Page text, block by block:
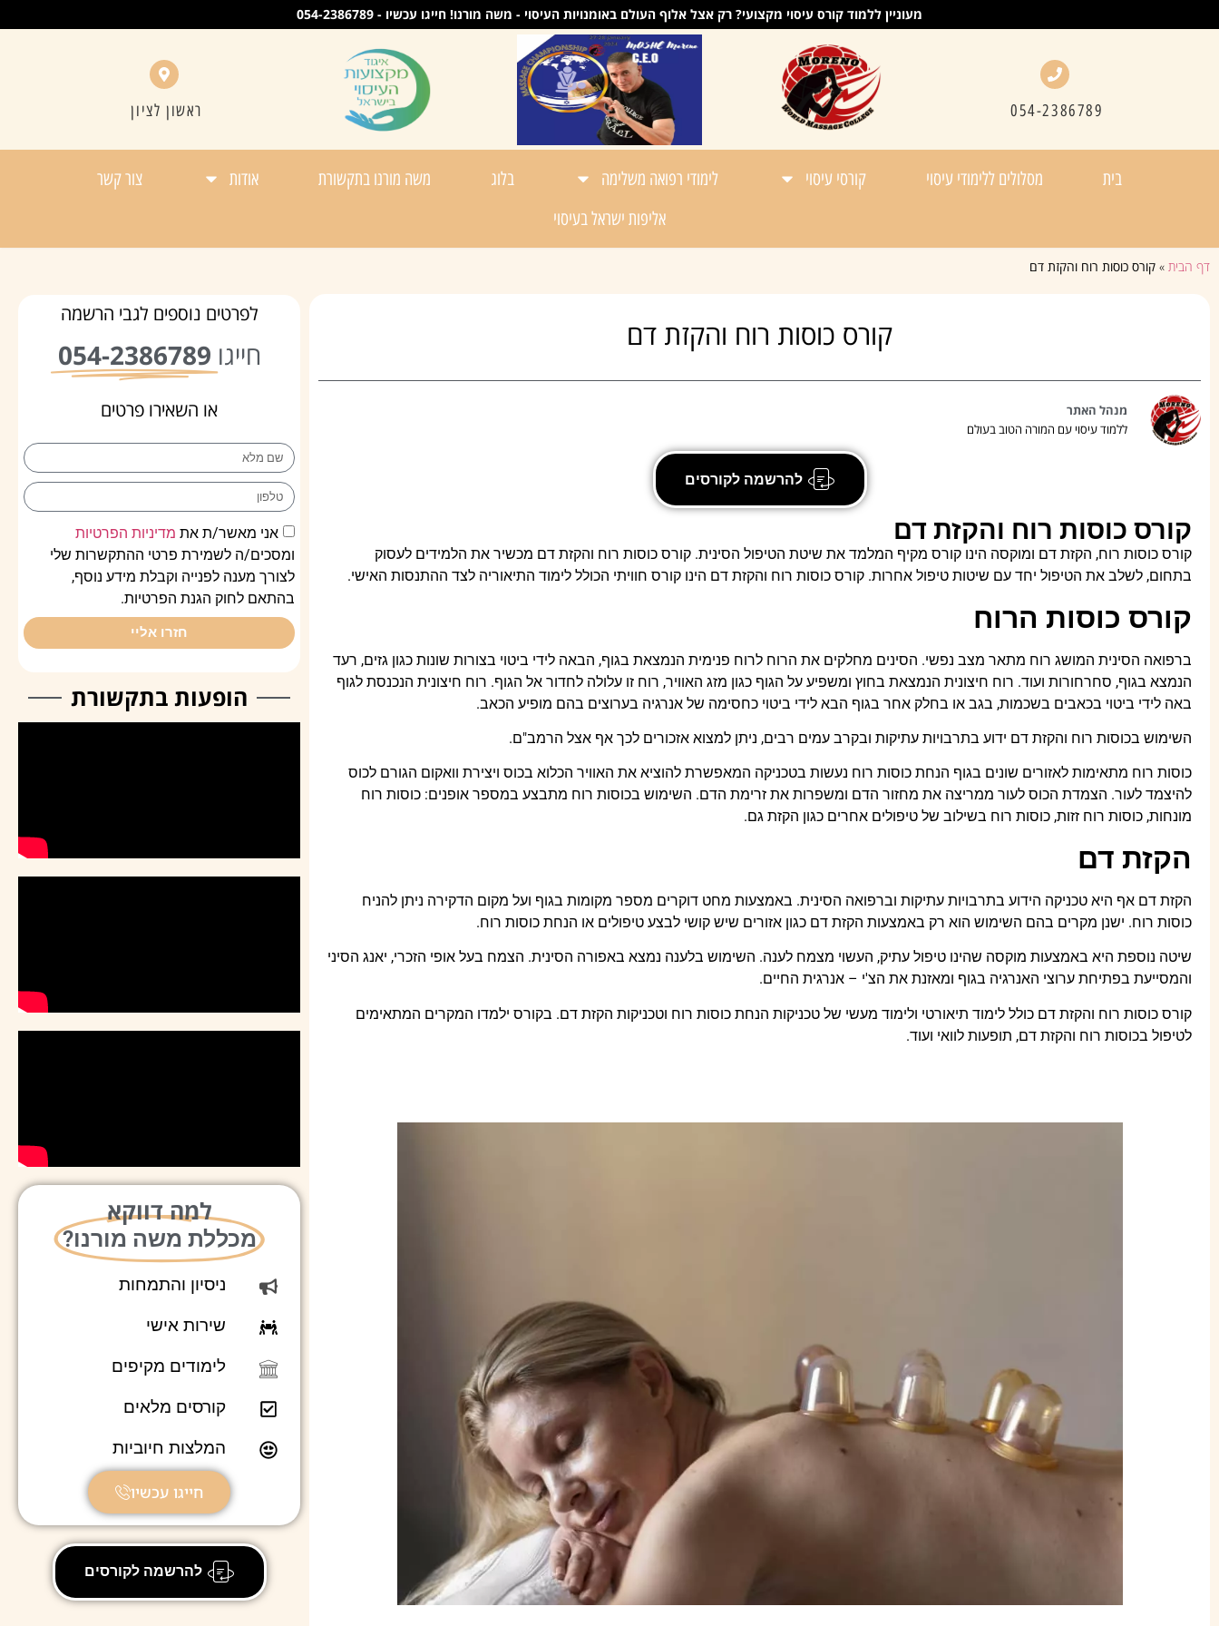
מעוניין ללמוד קורס עיסוי מקצועי? רק אצל אלוף העולם באומנויות העיסוי - משה מורנו! חייגו עכשיו - 054-2386789
054-2386789 ראשון לציון
בית מסלולים ללימודי עיסוי קורסי עיסוי לימודי רפואה משלימה בלוג משה מורנו בתקשורת אודות
צור קשר
אליפות ישראל בעיסוי
דף הבית » קורס כוסות רוח והקזת דם
קורס כוסות רוח והקזת דם
מנהל האתר
ללמוד עיסוי עם המורה הטוב בעולם
להרשמה לקורסים
קורס כוסות רוח והקזת דם
קורס כוסות רוח, הקזת דם ומוקסה הינו קורס מקיף המלמד את שיטת הטיפול הסינית. קורס כוסות רוח והקזת דם מכשיר את הלמידים לעסוק
בתחום, לשלב את הטיפול יחד עם שיטות טיפול אחרות. קורס כוסות רוח והקזת דם הינו קורס חוויתי הכולל לימוד התיאוריה לצד ההתנסות האישי.
קורס כוסות הרוח
ברפואה הסינית המושג רוח מתאר מצב נפשי. הסינים מחלקים את הרוח לרוח פנימית הנמצאת בגוף, הבאה לידי ביטוי בצורות שונות כגון גזים, רעד
הנמצא בגוף, סחרחורות ועוד. רוח חיצונית הנמצאת בחוץ ומשפיע על הגוף כגון מזג האוויר, רוח זו עלולה לחדור אל הגוף. רוח חיצונית הנכנסת לגוף
באה לידי ביטוי בכאבים בשכמות, בגב או בחלק אחר בגוף הבא לידי ביטוי כחסימה של אנרגיה בערוצים בהם מופיע הכאב.
השימוש בכוסות רוח והקזת דם ידוע בתרבויות עתיקות ובקרב עמים רבים, ניתן למצוא אזכורים לכך אף אצל הרמב"ם.
כוסות רוח מתאימות לאזורים שונים בגוף הנחת כוסות רוח נעשות בטכניקה המאפשרת להוציא את האוויר הכלוא בכוס ויצירת וואקום הגורם לכוס
להיצמד לעור. הצמדת הכוס לעור ממריצה את מחזור הדם ומשפרות את זרימת הדם. השימוש בכוסות רוח מתבצע במספר אופנים: כוסות רוח
מונחות, כוסות רוח זזות, כוסות רוח בשילוב של טיפולים אחרים כגון הקזת גם.
הקזת דם
הקזת דם אף היא טכניקה הידוע בתרבויות עתיקות וברפואה הסינית. באמצעות מחט דוקרים מספר מקומות בגוף ועל מקום הדקירה ניתן להניח
כוסות רוח. ישנן מקרים בהם השימוש הוא רק באמצעות הקזת דם כגון אזורים שיש קושי לבצע טיפולים או הנחת כוסות רוח.
שיטה נוספת היא באמצעות מוקסה שהינו טיפול עתיק, העשוי מצמח לענה. השימוש בלענה נמצא באפורה הסינית. הצמח בעל אופי הזכרי, יאנג הסיני
והמסייעת בפתיחת ערוצי האנרגיה בגוף ומאזנת את הצ'י – אנרגית החיים.
קורס כוסות רוח והקזת דם כולל לימוד תיאורטי ולימוד מעשי של טכניקות הנחת כוסות רוח וטכניקות הקזת דם. בקורס ילמדו המקרים המתאימים
לטיפול בכוסות רוח והקזת דם, תופעות לוואי ועוד.
לפרטים נוספים לגבי הרשמה
חייגו 054-2386789
או השאירו פרטים
אני מאשר/ת את מדיניות הפרטיות
ומסכים/ה לשמירת פרטי ההתקשרות שלי
לצורך מענה לפנייה וקבלת מידע נוסף,
בהתאם לחוק הגנת הפרטיות.
חזרו אליי
הופעות בתקשורת
למה דווקא
מכללת משה מורנו?
ניסיון והתמחות
שירות אישי
לימודים מקיפים
קורסים מלאים
המלצות חיוביות
חייגו עכשיו
להרשמה לקורסים